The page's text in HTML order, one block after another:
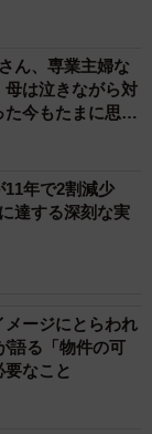
高価なものゆ
合のみの振袖無
めて、前日あ
のが理想的。
のレンタル活動
」
ん、専業主婦な
は泣きながら対
今もたまに思い
11年で2割減少
達する深刻な実
メージにとらわれ
語る「物件の可
なこと